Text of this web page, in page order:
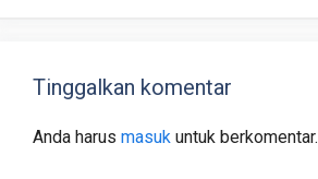
Tinggalkan komentar
Anda harus masuk untuk berkomentar.